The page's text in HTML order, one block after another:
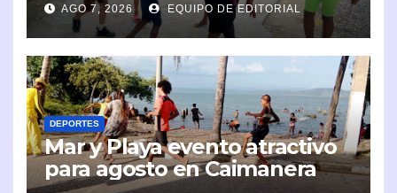
AGO 7, 2026 EQUIPO DE EDITORIAL
DEPORTES
Mar y Playa evento atractivo
para agosto en Caimanera